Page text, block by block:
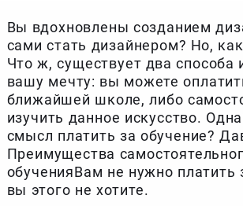
Вы вдохновлены созданием
сами стать дизайнером? Но,
Что ж, существует два способа
вашу мечту: вы можете
ближайшей школе, либо
изучить данное искусство.
смысл платить за обучение?
Преимущества
обученияВам не нужно платить
вы этого не хотите.